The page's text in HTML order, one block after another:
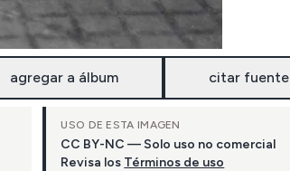
agregar a álbum citar fuente
USO DE ESTA IMAGEN
CC BY-NC — Solo uso no comercial
Revisa los Términos de uso